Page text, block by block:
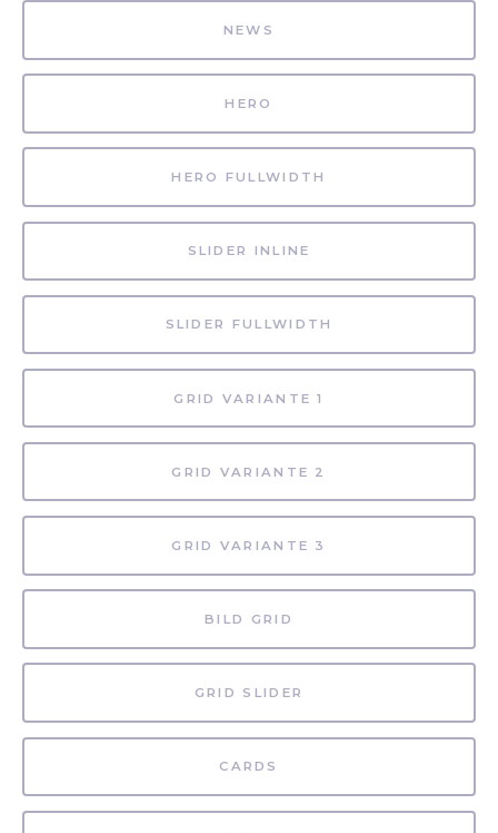
NEWS
HERO
HERO FULLWIDTH
SLIDER INLINE
SLIDER FULLWIDTH
GRID VARIANTE 1
GRID VARIANTE 2
GRID VARIANTE 3
BILD GRID
GRID SLIDER
CARDS